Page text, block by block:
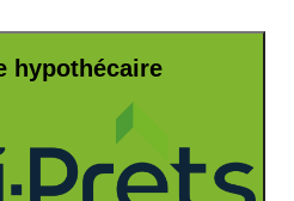
hypothécaire